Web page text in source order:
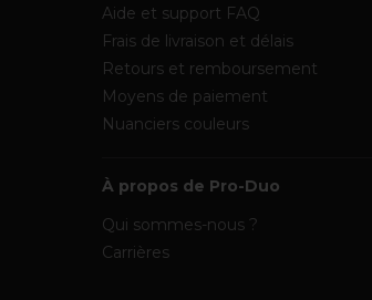
Aide et support FAQ
Frais de livraison et délais
Retours et remboursement
Moyens de paiement
Nuanciers couleurs
À propos de Pro-Duo
Qui sommes-nous ?
Carrières